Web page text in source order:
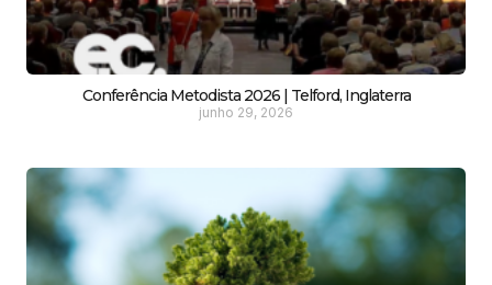
Conferência Metodista 2026 | Telford, Inglaterra
junho 29, 2026